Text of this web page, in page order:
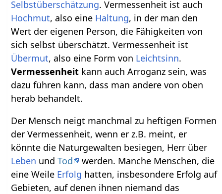
Selbstüberschätzung. Vermessenheit ist auch
Hochmut, also eine Haltung, in der man den
Wert der eigenen Person, die Fähigkeiten von
sich selbst überschätzt. Vermessenheit ist
Übermut, also eine Form von Leichtsinn.
Vermessenheit kann auch Arroganz sein, was
dazu führen kann, dass man andere von oben
herab behandelt.
Der Mensch neigt manchmal zu heftigen Formen
der Vermessenheit, wenn er z.B. meint, er
könnte die Naturgewalten besiegen, Herr über
Leben undTod
werden. Manche Menschen, die
eine Weile Erfolg hatten, insbesondere Erfolg auf
Gebieten, auf denen ihnen niemand das